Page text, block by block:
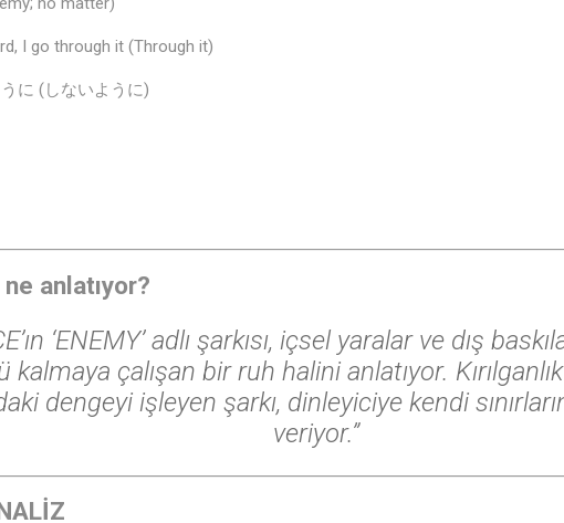
I go through it (Through it)
に (しないように)
anlatıyor?
‘ENEMY’ adlı şarkısı, içsel yaralar ve dış
kalmaya çalışan bir ruh halini anlatıyor.
dengeyi işleyen şarkı, dinleyiciye kendi
veriyor.”